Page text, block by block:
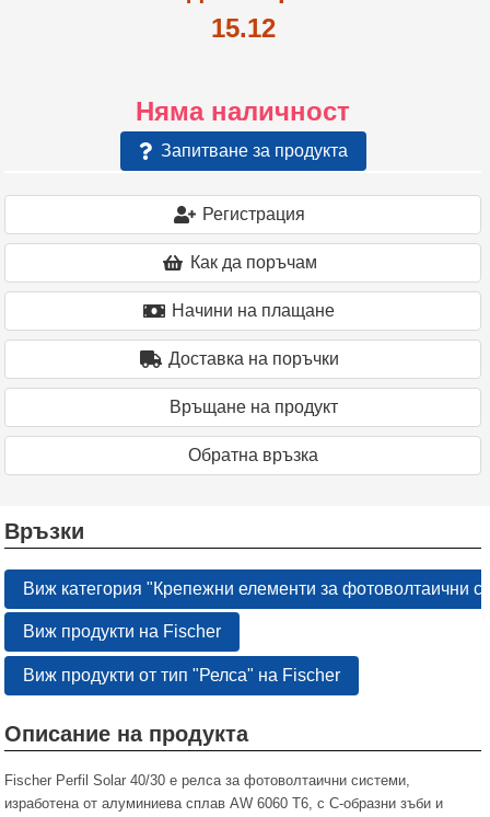
15.12
Няма наличност
Запитване за продукта
Регистрация
Как да поръчам
Начини на плащане
Доставка на поръчки
Връщане на продукт
Oбратна връзка
Връзки
Виж категория "Крепежни елементи за фотоволтаични
Виж продукти на Fischer
Виж продукти от тип "Релса" на Fischer
Описание на продукта
Fischer Perfil Solar 40/30 е релса за фотоволтаични системи,
изработена от алуминиева сплав AW 6060 T6, с С-образни зъби и